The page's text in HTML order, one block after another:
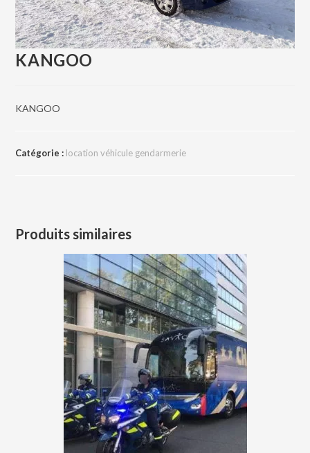
KANGOO
KANGOO
Catégorie : location véhicule gendarmerie
Produits similaires